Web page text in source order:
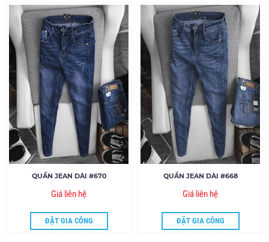
QUẦN JEAN DÀI #670
Giá liên hệ
ĐẶT GIA CÔNG
QUẦN JEAN DÀI #668
Giá liên hệ
ĐẶT GIA CÔNG